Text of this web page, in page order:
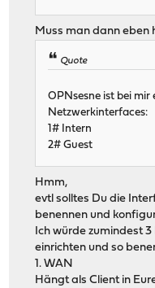
Muss man dann eben
Quote
OPNsesne ist bei mir
Netzwerkinterfaces:
1# Intern
2# Guest
Hmm,
evtl solltes Du die
benennen und
Ich würde zumindest
einrichten und so
1. WAN
Hängt als Client in